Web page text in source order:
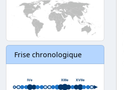
Frise chronologique